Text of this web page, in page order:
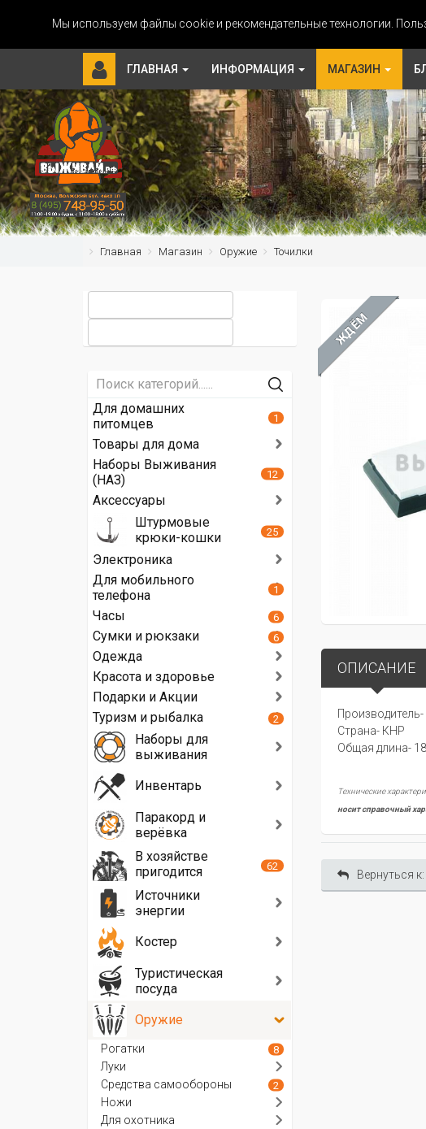
Мы используем файлы cookie и рекомендательные технологии.
ГЛАВНАЯ ИНФОРМАЦИЯ МАГАЗИН
Главная Магазин Оружие Точилки
ЖДЁМ
ОПИСАНИЕ
Производитель-
Страна- КНР
Oбщая длина-
Технические
носит справочный
Вернуться
Для домашних
питомцев
1
Товары для дома
Наборы Выживания
(НАЗ)
12
Аксессуары
Штурмовые
крюки-кошки
25
Электроника
Для мобильного
телефона
1
Часы 6
Сумки и рюкзаки 6
Одежда
Красота и здоровье
Подарки и Акции
Туризм и рыбалка
2
Наборы для
выживания
Инвентарь
Паракорд и
верёвка
В хозяйстве
пригодится
62
Источники
энергии
Костер
Туристическая
посуда
Оружие
Рогатки 8
Луки
Средства самообороны
2
Ножи
Для охотника